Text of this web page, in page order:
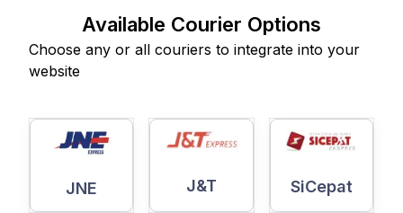
Available Courier Options
Choose any or all couriers to integrate into your
website
JNE J&T SiCepat